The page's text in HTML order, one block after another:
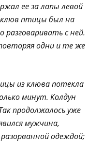
ее за лапы левой
клюв птицы был на
разговаривать с ней.
одни и те же
из клюва потекла
минут. Колдун
продолжалось уже
мужчина,
одеждой;